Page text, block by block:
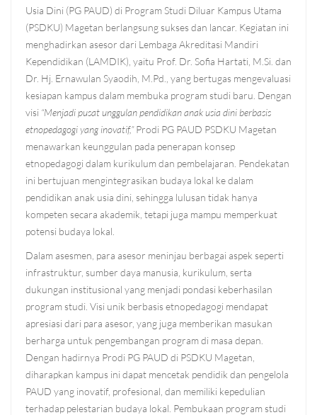
Usia Dini (PG PAUD) di Program Studi Diluar Kampus Utama
(PSDKU) Magetan berlangsung sukses dan lancar. Kegiatan ini
menghadirkan asesor dari Lembaga Akreditasi Mandiri
Kependidikan (LAMDIK), yaitu Prof. Dr. Sofia Hartati, M.Si. dan
Dr. Hj. Ernawulan Syaodih, M.Pd., yang bertugas mengevaluasi
kesiapan kampus dalam membuka program studi baru. Dengan
visi “Menjadi pusat unggulan pendidikan anak usia dini berbasis
etnopedagogi yang inovatif,”Prodi PG PAUD PSDKU Magetan
menawarkan keunggulan pada penerapan konsep
etnopedagogi dalam kurikulum dan pembelajaran. Pendekatan
ini bertujuan mengintegrasikan budaya lokal ke dalam
pendidikan anak usia dini, sehingga lulusan tidak hanya
kompeten secara akademik, tetapi juga mampu memperkuat
potensi budaya lokal.
Dalam asesmen, para asesor meninjau berbagai aspek seperti
infrastruktur, sumber daya manusia, kurikulum, serta
dukungan institusional yang menjadi pondasi keberhasilan
program studi. Visi unik berbasis etnopedagogi mendapat
apresiasi dari para asesor, yang juga memberikan masukan
berharga untuk pengembangan program di masa depan.
Dengan hadirnya Prodi PG PAUD di PSDKU Magetan,
diharapkan kampus ini dapat mencetak pendidik dan pengelola
PAUD yang inovatif, profesional, dan memiliki kepedulian
terhadap pelestarian budaya lokal. Pembukaan program studi